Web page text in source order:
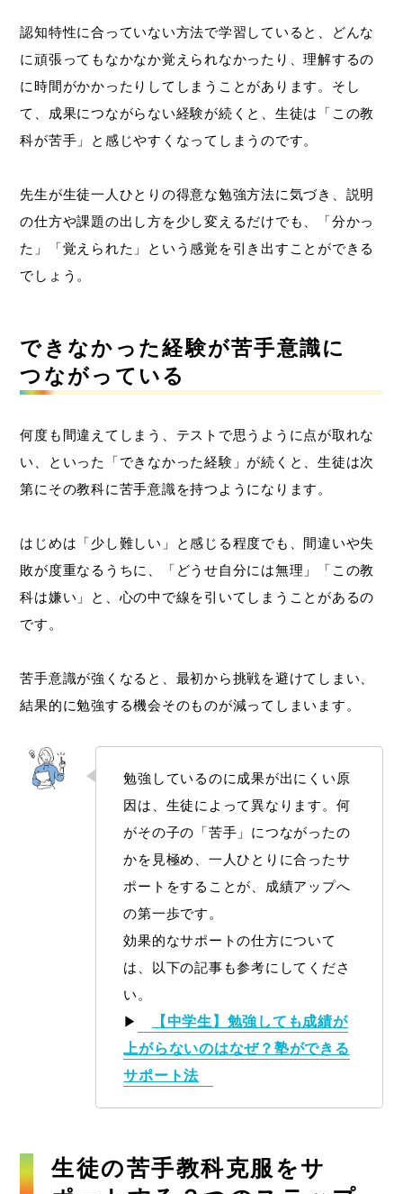
認知特性に合っていない方法で学習していると、どんな
に頑張ってもなかなか覚えられなかったり、理解するの
に時間がかかったりしてしまうことがあります。そし
て、成果につながらない経験が続くと、生徒は「この教
科が苦手」と感じやすくなってしまうのです。
先生が生徒一人ひとりの得意な勉強方法に気づき、説明
の仕方や課題の出し方を少し変えるだけでも、「分かっ
た」「覚えられた」という感覚を引き出すことができる
でしょう。
できなかった経験が苦手意識に
つながっている
何度も間違えてしまう、テストで思うように点が取れな
い、といった「できなかった経験」が続くと、生徒は次
第にその教科に苦手意識を持つようになります。
はじめは「少し難しい」と感じる程度でも、間違いや失
敗が度重なるうちに、「どうせ自分には無理」「この教
科は嫌い」と、心の中で線を引いてしまうことがあるの
です。
苦手意識が強くなると、最初から挑戦を避けてしまい、
結果的に勉強する機会そのものが減ってしまいます。
勉強しているのに成果が出にくい原
因は、生徒によって異なります。何
がその子の「苦手」につながったの
かを見極め、一人ひとりに合ったサ
ポートをすることが、成績アップへ
の第一歩です。
効果的なサポートの仕方について
は、以下の記事も参考にしてくださ
い。
▶
【中学生】勉強しても成績が
上がらないのはなぜ？塾ができる
サポート法
生徒の苦手教科克服をサ